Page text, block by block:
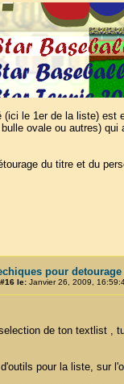
(ici le 1er de la liste) est
ovale ou autres)
du titre et du
pour detourage
le:Janvier 26, 2009,
de ton textlist ,
pour la liste, sur